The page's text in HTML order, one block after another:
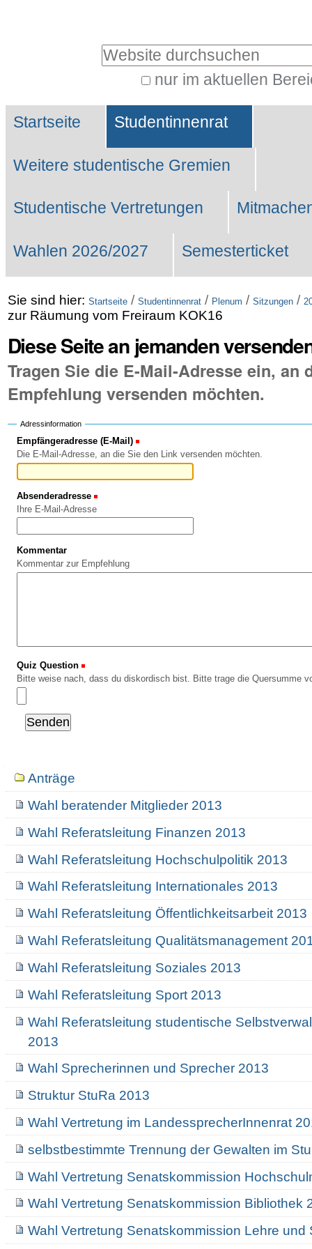
Website durchsuchen
nur im aktuellen
Suche…
Sektionen
Startseite Studentinnenrat
Weitere studentische Gremien
Studentische Vertretungen
Wahlen 2026/2027 Semesterticket
Sie sind hier: Startseite / Studentinnenrat / Plenum / Sitzungen /
zur Räumung vom Freiraum KOK16
Diese Seite an jemanden
Tragen Sie die E-Mail-Adresse ein, an
Empfehlung versenden möchten.
Adressinformation
Empfängeradresse (E-Mail)
Die E-Mail-Adresse, an die Sie den Link versenden möchten.
Absenderadresse
Ihre E-Mail-Adresse
Kommentar
Kommentar zur Empfehlung
Quiz Question
Bitte weise nach, dass du diskordisch bist. Bitte trage die Quersumme
NavigationAnträge
Wahl beratender Mitglieder 2013
Wahl Referatsleitung Finanzen 2013
Wahl Referatsleitung Hochschulpolitik 2013
Wahl Referatsleitung Internationales 2013
Wahl Referatsleitung Öffentlichkeitsarbeit 2013
Wahl Referatsleitung Qualitätsmanagement
Wahl Referatsleitung Soziales 2013
Wahl Referatsleitung Sport 2013
Wahl Referatsleitung studentische
2013
Wahl Sprecherinnen und Sprecher 2013
Struktur StuRa 2013
Wahl Vertretung im LandessprecherInnenrat
selbstbestimmte Trennung der Gewalten im
Wahl Vertretung Senatskommission
Wahl Vertretung Senatskommission Bibliothek
Wahl Vertretung Senatskommission Lehre und